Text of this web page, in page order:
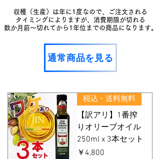
収穫（生産）は年に1度なので、ご注文される
タイミングによりますが、 消費期限が切れる
数か月前～切れてから1年位までの商品になり ます。
通常商品を見る
税込・送料無料
【訳アリ】1番搾
りオリーブオイル
250ml x 3本セット
価格
￥4,800